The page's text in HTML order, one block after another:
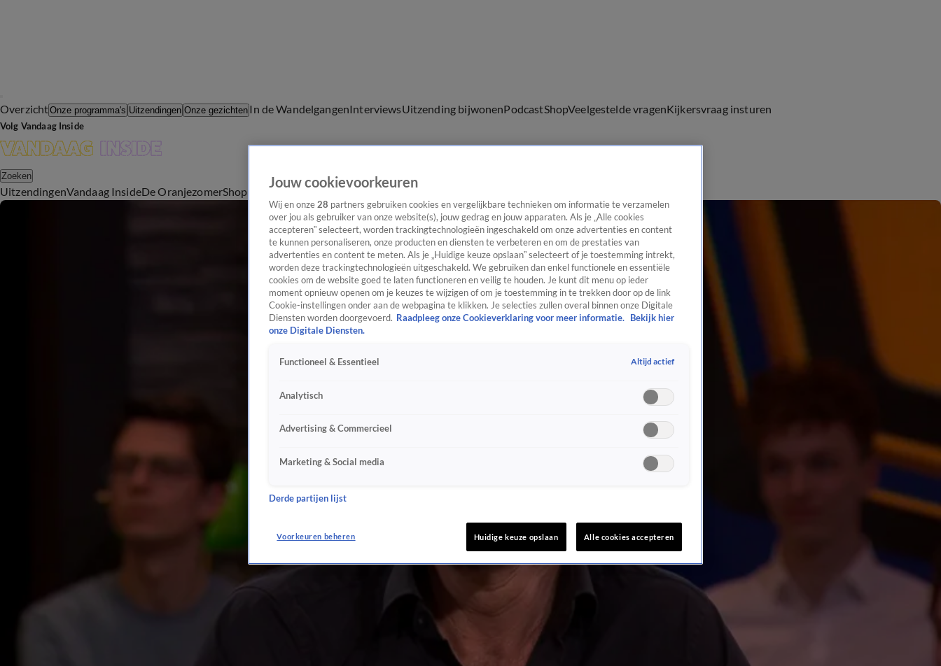
OverzichtOnze programma's Uitzendingen Onze gezichten In de WandelgangenInterviewsUitzending bijwonenPodcastShopVeelgestelde vragenKijkersvraag insturen
Volg Vandaag Inside
Zoeken
UitzendingenVandaag InsideDe OranjezomerShop Uitzending bijwonen
Jouw cookievoorkeuren
Wij en onze 28 partners gebruiken cookies en vergelijkbare technieken om informatie te verzamelen
over jou als gebruiker van onze website(s), jouw gedrag en jouw apparaten. Als je „Alle cookies
accepteren” selecteert, worden trackingtechnologieën ingeschakeld om onze advertenties en content
te kunnen personaliseren, onze producten en diensten te verbeteren en om de prestaties van
advertenties en content te meten. Als je „Huidige keuze opslaan” selecteert of je toestemming intrekt,
worden deze trackingtechnologieën uitgeschakeld. We gebruiken dan enkel functionele en essentiële
cookies om de website goed te laten functioneren en veilig te houden. Je kunt dit menu op ieder
moment opnieuw openen om je keuzes te wijzigen of om je toestemming in te trekken door op de link
Cookie-instellingen onder aan de webpagina te klikken. Je selecties zullen overal binnen onze Digitale
Diensten worden doorgevoerd. Raadpleeg onze Cookieverklaring voor meer informatie.
Bekijk hier
onze Digitale Diensten.
Functioneel & Essentieel Altijd actief
Analytisch
Advertising & Commercieel
Marketing & Social media
Derde partijen lijst
Voorkeuren beheren Huidige keuze opslaan Alle cookies accepteren